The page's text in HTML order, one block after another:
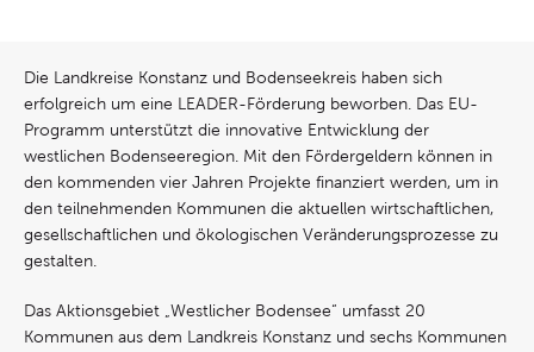
Die Landkreise Konstanz und Bodenseekreis haben sich
erfolgreich um eine LEADER-Förderung beworben. Das EU-
Programm unterstützt die innovative Entwicklung der
westlichen Bodenseeregion. Mit den Fördergeldern können in
den kommenden vier Jahren Projekte finanziert werden, um in
den teilnehmenden Kommunen die aktuellen wirtschaftlichen,
gesellschaftlichen und ökologischen Veränderungsprozesse zu
gestalten.
Das Aktionsgebiet „Westlicher Bodensee“ umfasst 20
Kommunen aus dem Landkreis Konstanz und sechs Kommunen